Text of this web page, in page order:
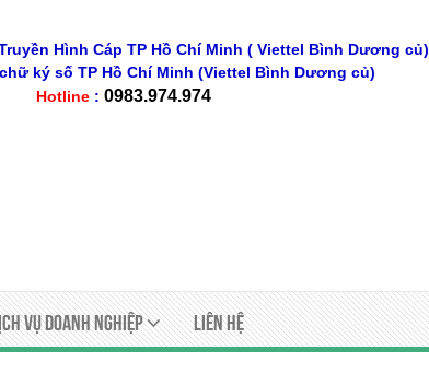
Hình Cáp TP Hồ Chí Minh ( Viettel Bình Dương củ)
ký số TP Hồ Chí Minh (Viettel Bình Dương củ)
Hotline : 0983.974.974
Vụ Doanh Nghiệp Liên hệ